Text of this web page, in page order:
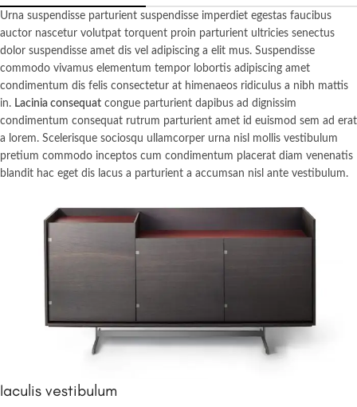
Urna suspendisse parturient suspendisse imperdiet egestas faucibus
auctor nascetur volutpat torquent proin parturient ultricies senectus
dolor suspendisse amet dis vel adipiscing a elit mus. Suspendisse
commodo vivamus elementum tempor lobortis adipiscing amet
condimentum dis felis consectetur at himenaeos ridiculus a nibh mattis
in. Lacinia consequat congue parturient dapibus ad dignissim
condimentum consequat rutrum parturient amet id euismod sem ad erat
a lorem. Scelerisque sociosqu ullamcorper urna nisl mollis vestibulum
pretium commodo inceptos cum condimentum placerat diam venenatis
blandit hac eget dis lacus a parturient a accumsan nisl ante vestibulum.
Iaculis vestibulum